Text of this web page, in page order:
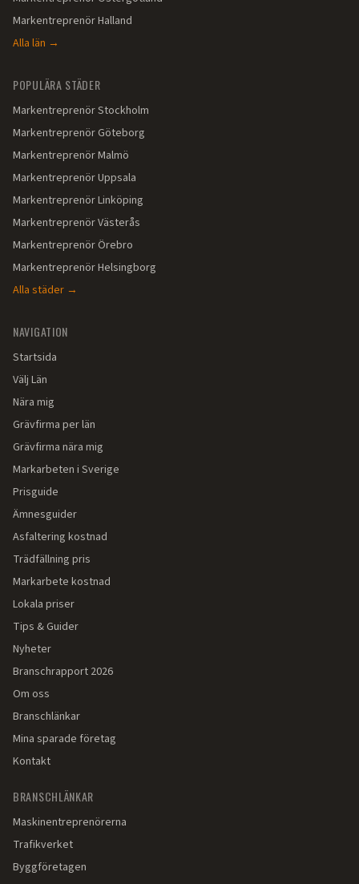
MarkentreprenörHalland
Alla län →
POPULÄRA STÄDER
MarkentreprenörStockholm
MarkentreprenörGöteborg
MarkentreprenörMalmö
MarkentreprenörUppsala
MarkentreprenörLinköping
MarkentreprenörVästerås
MarkentreprenörÖrebro
MarkentreprenörHelsingborg
Alla städer →
NAVIGATION
Startsida
Välj Län
Nära mig
Grävfirma per län
Grävfirma nära mig
Markarbeten i Sverige
Prisguide
Ämnesguider
Asfaltering kostnad
Trädfällning pris
Markarbete kostnad
Lokala priser
Tips & Guider
Nyheter
Branschrapport 2026
Om oss
Branschlänkar
Mina sparade företag
Kontakt
BRANSCHLÄNKAR
Maskinentreprenörerna
Trafikverket
Byggföretagen